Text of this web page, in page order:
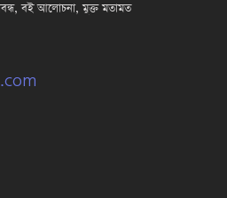
বই আলোচনা, মুক্ত মতামত